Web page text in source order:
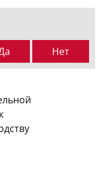
Нет